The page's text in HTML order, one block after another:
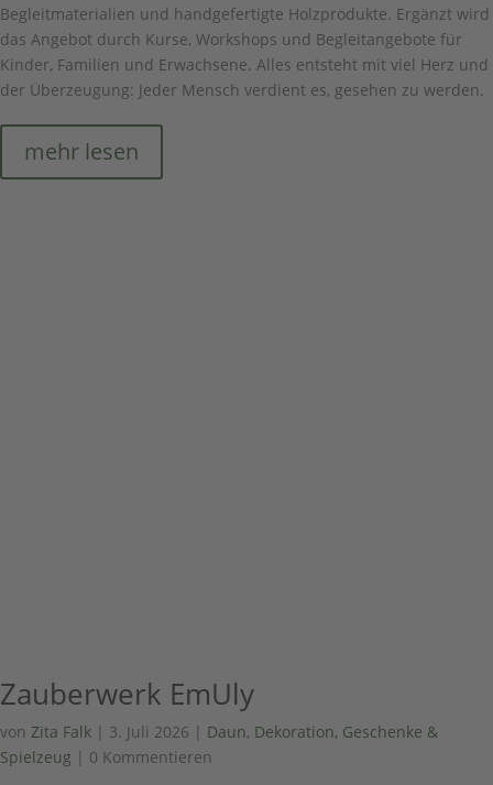
Begleitmaterialien und handgefertigte Holzprodukte. Ergänzt wird
das Angebot durch Kurse, Workshops und Begleitangebote für
Kinder, Familien und Erwachsene. Alles entsteht mit viel Herz und
der Überzeugung: Jeder Mensch verdient es, gesehen zu werden.
mehr lesen
Zauberwerk EmUly
von Zita Falk | 3. Juli 2026 | Daun, Dekoration, Geschenke &
Spielzeug | 0 Kommentieren